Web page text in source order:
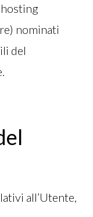
nominati
del
all’Utente,